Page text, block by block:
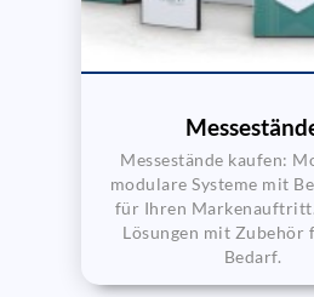
Messestände kaufen:
modulare Systeme mit
für Ihren
Lösungen mit Zubehör
Bedarf.